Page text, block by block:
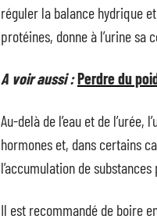
réguler la balance hydrique
protéines, donne à l’urine
A voir aussi :Perdre du
Au-delà de l’eau et de
hormones et, dans certains
l’accumulation de
Il est recommandé de boire